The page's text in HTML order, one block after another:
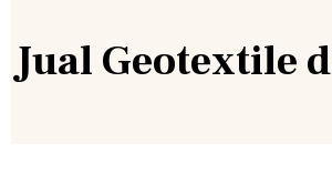
Jual Geotextile